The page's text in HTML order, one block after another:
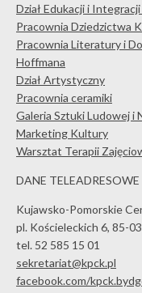
Dział Edukacji i
Pracownia Dziedzictwa
Pracownia Literatury i
Hoffmana
Dział Artystyczny
Pracownia ceramiki
Galeria Sztuki Ludowej i
Marketing Kultury
Warsztat Terapii
DANE TELEADRESOWE
Kujawsko-Pomorskie
pl. Kościeleckich 6, 85-
tel. 52 585 15 01
sekretariat@kpck.pl
facebook.com/